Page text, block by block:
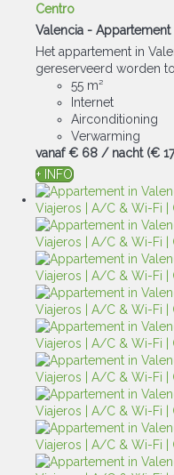
Centro
Valencia - Appartement
Het appartement in
gereserveerd worden
55 m²
Internet
Airconditioning
Verwarming
vanaf € 68 / nacht (€
+ INFO